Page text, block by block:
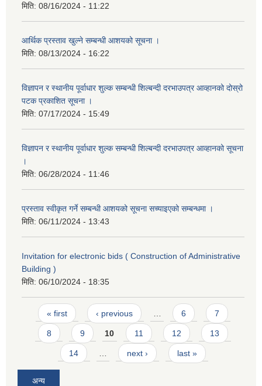
मिति: 08/16/2024 - 11:22
आर्थिक प्रस्ताव खुल्ने सम्बन्धी आशयको सूचना ।
मिति: 08/13/2024 - 16:22
विज्ञापन र स्थानीय पूर्वाधार शुल्क सम्बन्धी शिल्बन्दी दरभाउपत्र आव्हानको दोस्रो
पटक प्रकाशित सूचना ।
मिति: 07/17/2024 - 15:49
विज्ञापन र स्थानीय पूर्वाधार शुल्क सम्बन्धी शिल्बन्दी दरभाउपत्र आव्हानको सूचना
।
मिति: 06/28/2024 - 11:46
प्रस्ताव स्वीकृत गर्ने सम्बन्धी आशयको सूचना सच्याइएको सम्बन्धमा ।
मिति: 06/11/2024 - 13:43
Invitation for electronic bids ( Construction of Administrative
Building )
मिति: 06/10/2024 - 18:35
Pages
« first ‹ previous … 6 7
8 9 10 11 12 13
14 … next › last »
अन्य